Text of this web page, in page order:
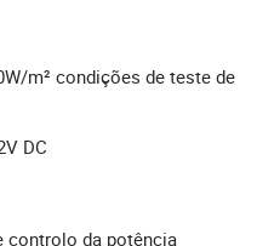
m² condições de teste de
DC
controlo da potência